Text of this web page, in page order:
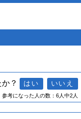
？
参考になった人の数：6人中2人